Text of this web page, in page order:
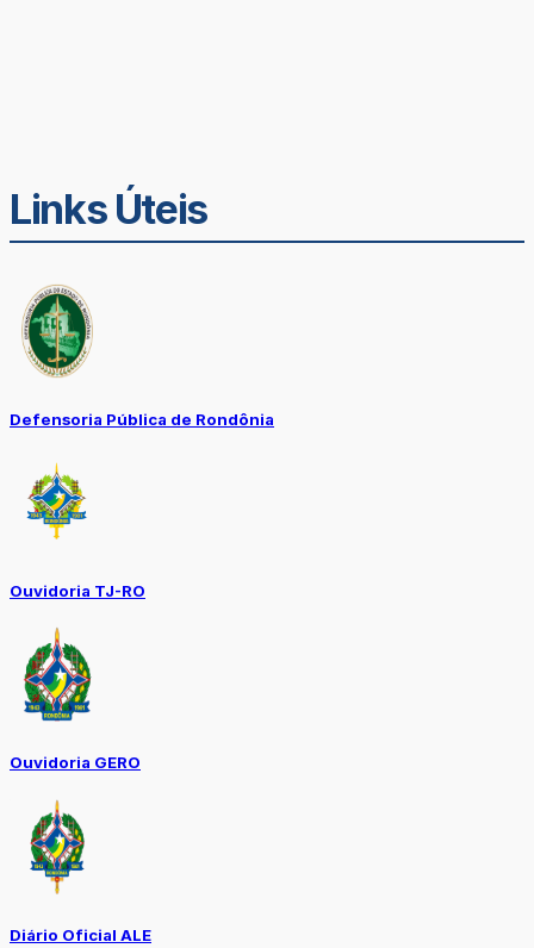
Links Úteis
Defensoria Pública de Rondônia
Ouvidoria TJ-RO
Ouvidoria GERO
Diário Oficial ALE